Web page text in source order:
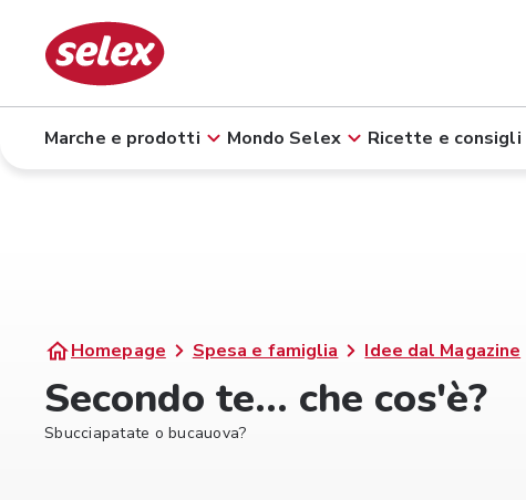
Marche e prodotti Mondo Selex Ricette e consigli
Homepage Spesa e famiglia Idee dal Magazine
Secondo te... che cos'è?
Sbucciapatate o bucauova?